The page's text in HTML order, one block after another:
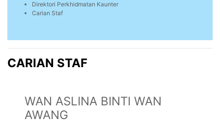
Direktori Perkhidmatan Kaunter
Carian Staf
CARIAN STAF
WAN ASLINA BINTI WAN
AWANG